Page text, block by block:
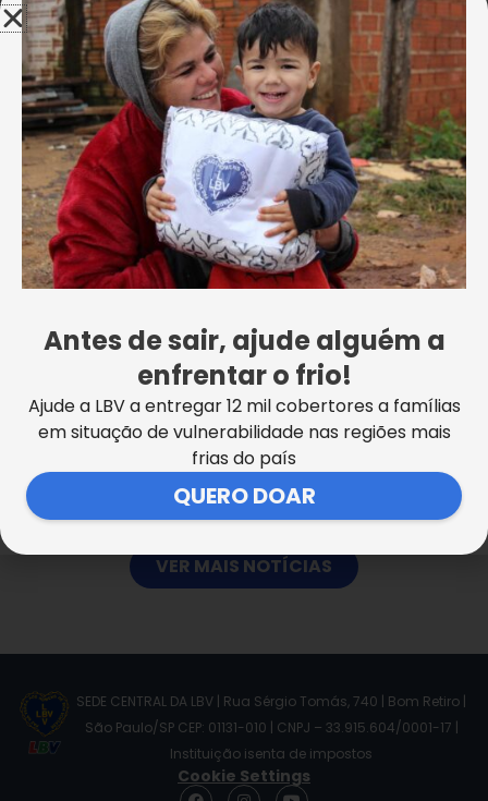
Escola da LBV no Rio celebra 29 anos
Escola da LBV no Rio celebra 28 anos
VER MAIS NOTÍCIAS
SEDE CENTRAL DA LBV | Rua Sérgio Tomás, 740 | Bom Retiro |
São Paulo/SP CEP: 01131-010 | CNPJ – 33.915.604/0001-17 |
Instituição isenta de impostos
Cookie Settings
F
I
Y
Antes de sair, ajude alguém a
enfrentar o frio!
Ajude a LBV a entregar 12 mil cobertores a famílias
em situação de vulnerabilidade nas regiões mais
frias do país
QUERO DOAR